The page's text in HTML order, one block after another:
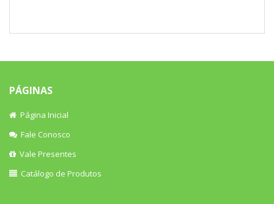
PÁGINAS
Página Inicial
Fale Conosco
Vale Presentes
Catálogo de Produtos